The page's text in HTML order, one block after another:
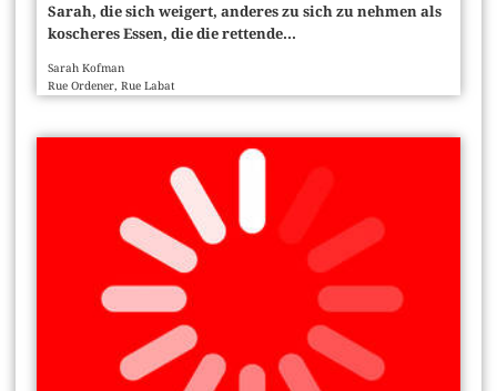
Sarah, die sich weigert, anderes zu sich zu nehmen als
koscheres Essen, die die rettende...
Sarah Kofman
Rue Ordener, Rue Labat